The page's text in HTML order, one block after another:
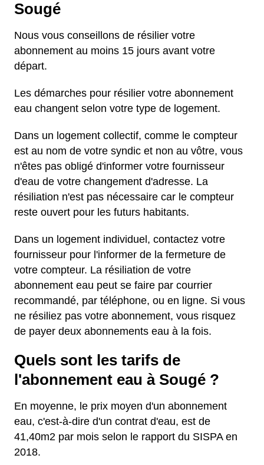
Sougé
Nous vous conseillons de résilier votre
abonnement au moins 15 jours avant votre
départ.
Les démarches pour résilier votre abonnement
eau changent selon votre type de logement.
Dans un logement collectif, comme le compteur
est au nom de votre syndic et non au vôtre, vous
n'êtes pas obligé d'informer votre fournisseur
d'eau de votre changement d'adresse. La
résiliation n'est pas nécessaire car le compteur
reste ouvert pour les futurs habitants.
Dans un logement individuel, contactez votre
fournisseur pour l'informer de la fermeture de
votre compteur. La résiliation de votre
abonnement eau peut se faire par courrier
recommandé, par téléphone, ou en ligne. Si vous
ne résiliez pas votre abonnement, vous risquez
de payer deux abonnements eau à la fois.
Quels sont les tarifs de
l'abonnement eau à Sougé ?
En moyenne, le prix moyen d'un abonnement
eau, c'est-à-dire d'un contrat d'eau, est de
41,40m2 par mois selon le rapport du SISPA en
2018.